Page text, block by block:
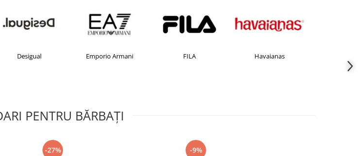
Desigual Emporio Armani FILA Havaianas
PENTRU BĂRBAŢI
-27% -9%